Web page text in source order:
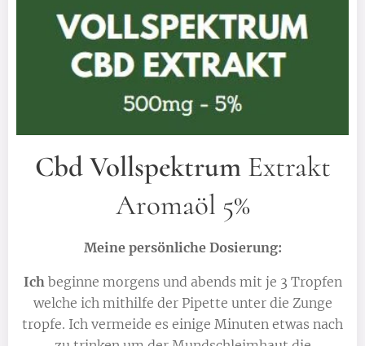
Cbd VollspektrumExtrakt
Aromaöl 5%
Meine persönliche Dosierung:
Ichbeginne morgens und abends mit je 3 Tropfen
welche ich mithilfe der Pipette unter die Zunge
tropfe. Ich vermeide es einige Minuten etwas nach